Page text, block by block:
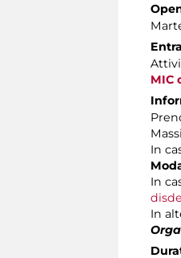
MIC
In
In
In